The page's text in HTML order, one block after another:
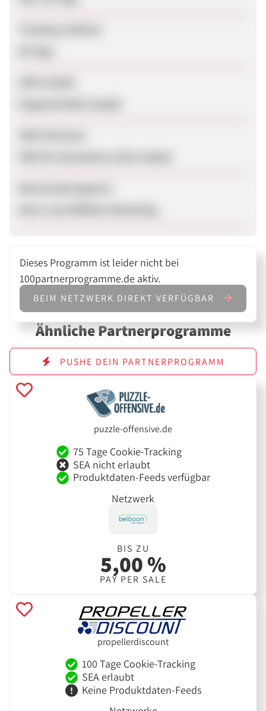
Dieses Programm ist leider nicht bei
100partnerprogramme.de aktiv.
BEIM NETZWERK DIREKT VERFÜGBAR
Ähnliche Partnerprogramme
PUSHE DEIN PARTNERPROGRAMM
puzzle-offensive.de
75 Tage Cookie-Tracking
SEA nicht erlaubt
Produktdaten-Feeds verfügbar
Netzwerk
BIS ZU
5,00 %
PAY PER SALE
propellerdiscount
100 Tage Cookie-Tracking
SEA erlaubt
Keine Produktdaten-Feeds